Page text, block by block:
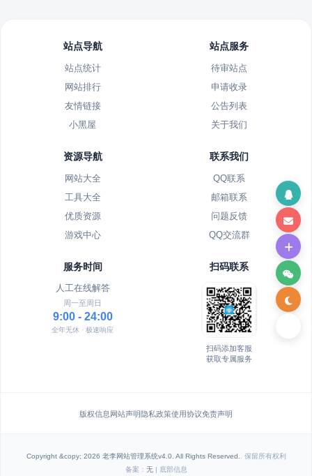
站点导航
站点统计
网站排行
友情链接
小黑屋
站点服务
待审站点
申请收录
公告列表
关于我们
资源导航
网站大全
工具大全
优质资源
游戏中心
联系我们
QQ联系
邮箱联系
问题反馈
QQ交流群
服务时间
人工在线解答
周一至周日
9:00 - 24:00
全年无休 · 极速响应
扫码联系
扫码添加客服
获取专属服务
版权信息 网站声明隐私政策使用协议免责声明
Copyright &copy; 2026 老李网站管理系统v4.0. All Rights Reserved.
. 保留所有权利
备案： 无| 底部信息